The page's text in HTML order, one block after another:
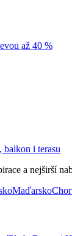
až 40 %
balkon i terasu
a nejširší
Maďarsko